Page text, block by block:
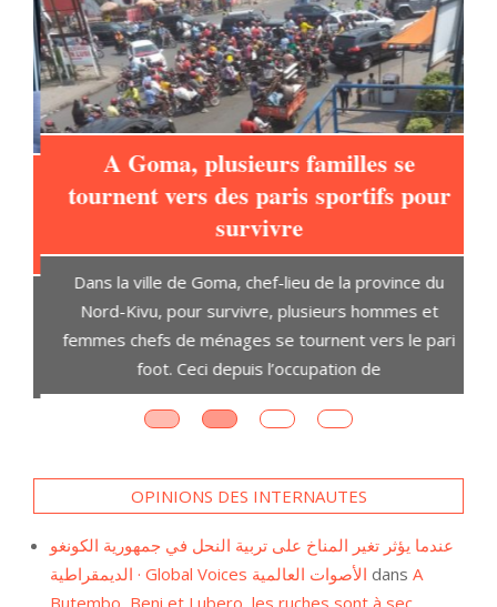
A Goma, plusieurs familles se
tournent vers des paris sportifs pour
survivre
Dans la ville de Goma, chef-lieu de la province du
Nord-Kivu, pour survivre, plusieurs hommes et
femmes chefs de ménages se tournent vers le pari
foot. Ceci depuis l’occupation de
OPINIONS DES INTERNAUTES
عندما يؤثر تغير المناخ على تربية النحل في جمهورية الكونغو
الديمقراطية · Global Voices الأصوات العالمية dans A
Butembo, Beni et Lubero, les ruches sont à sec